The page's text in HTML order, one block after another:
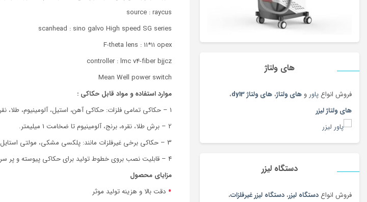
های ولتاژ
فروش انواع پاور و های ولتاژ، های ولتاژ dy13
،
های ولتاژ لیزر
دستگاه لیزر
فروش انواع دستگاه لیزر، دستگاه لیزر غیرفلزات،
source : raycus
scanhead : sino galvo High speed SG series
F-theta lens : 11*11 opex
controller : lmc v4-fiber bjjcz
Mean Well power switch
موارد استفاده و مواد قابل حکاکی :
1 – حکاکی تمامی فلزات: حکاکی آهن، استیل، آلومینیوم، طلا، نقره، برنج، مس و سایر فلزات دیگر به صورت سطحی تا عمیق.
2 – برش طلا، نقره، برنج، آلومینیوم تا ضخامت 1 میلیمتر.
3 – حکاکی برخی غیرفلزات مانند: پلکسی مشکی، مولتی استایل، سنگ سیاه، چرم مصنوعی، چوب های تیره و برخی از پلاستیک ها.
4 – قابلیت نصب بروی خطوط تولید برای حکاکی پیوسته و پر سرعت.
مزایای محصول
دقت بالا و هزینه تولید موثر